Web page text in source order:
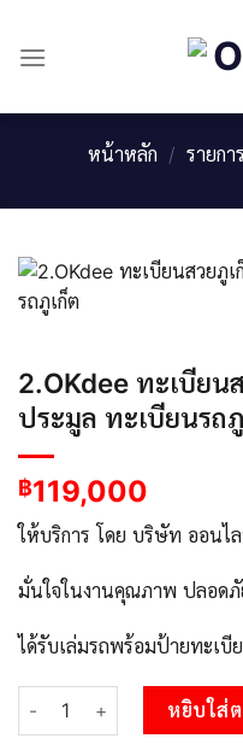
content
หน้าหลัก / รายกา
2.OKdee ทะเบียน
ประมูล ทะเบียนรถ
฿119,000
ให้บริการ โดย บริษัท ออนไ
มั่นใจในงานคุณภาพ ปลอดภั
ได้รับเล่มรถพร้อมป้ายทะเ
จำนวน 2.OKdee ทะเบียนส
หยิบใส่ต